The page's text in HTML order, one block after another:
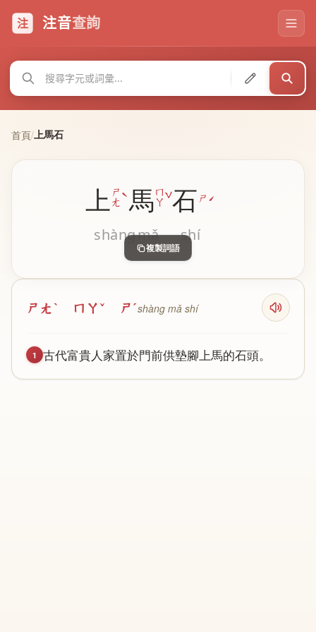
注 注音查詢
首頁/上馬石
上 ㄕ
ㄤˋ
shàng
馬ㄇ
ㄚˇ
mǎ
石 ㄕˊ
shí
複製詞語
ㄕㄤˋ ㄇㄚˇ ㄕˊshàng mǎ shí
1 古代富貴人家置於門前供墊腳上馬的石頭。